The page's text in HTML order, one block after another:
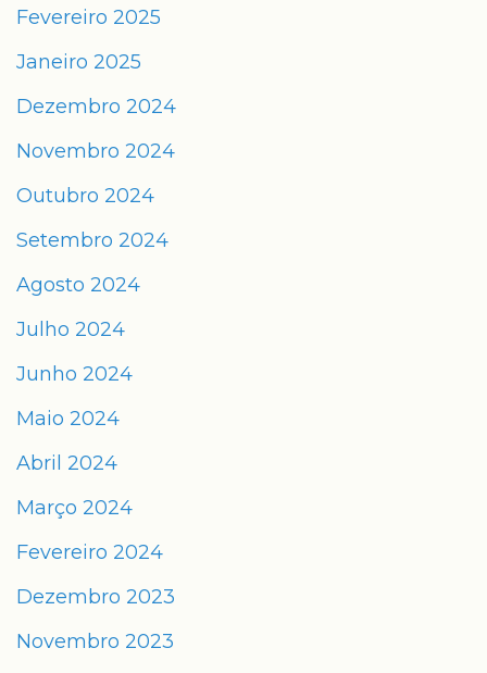
Fevereiro 2025
Janeiro 2025
Dezembro 2024
Novembro 2024
Outubro 2024
Setembro 2024
Agosto 2024
Julho 2024
Junho 2024
Maio 2024
Abril 2024
Março 2024
Fevereiro 2024
Dezembro 2023
Novembro 2023